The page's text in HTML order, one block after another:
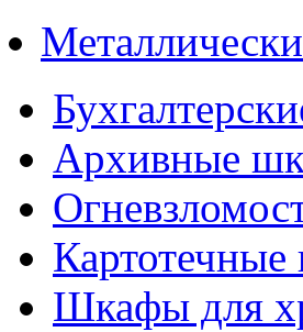
Архивные
Шкафы для